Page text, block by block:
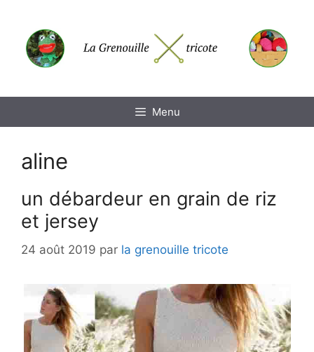
contenu
Menu
aline
un débardeur en grain de riz
et jersey
24 août 2019 par la grenouille tricote